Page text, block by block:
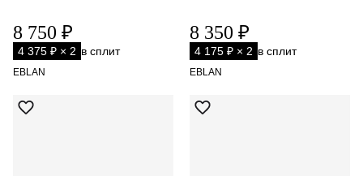
8 750 ₽
4 375 ₽ × 2 в сплит
EBLAN
8 350 ₽
4 175 ₽ × 2 в сплит
EBLAN